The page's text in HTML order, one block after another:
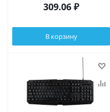
309.06 ₽
В корзину